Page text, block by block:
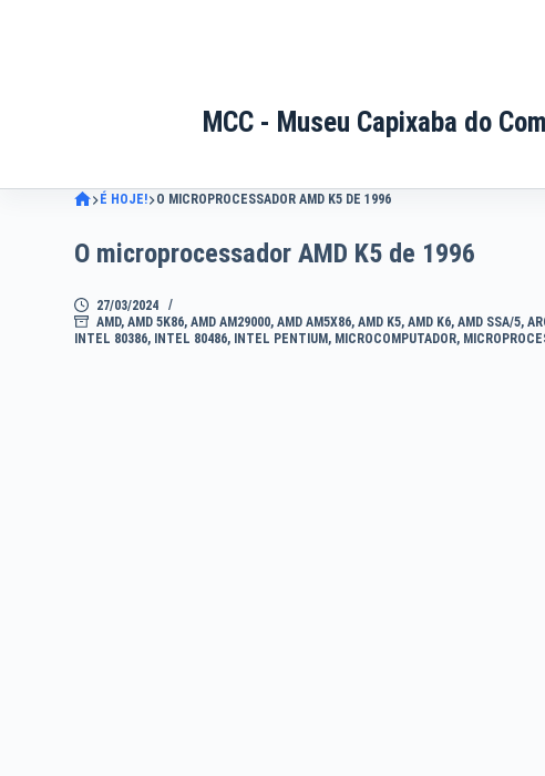
MCC - Museu Capixaba do
É HOJE! O MICROPROCESSADOR AMD K5 DE 1996
O microprocessador AMD K5 de 1996
27/03/2024
AMD,AMD 5K86,AMD AM29000,AMD AM5X86,AMD K5,AMD K6,AMD SSA/5,
INTEL 80386, INTEL 80486, INTEL PENTIUM , MICROCOMPUTADOR,